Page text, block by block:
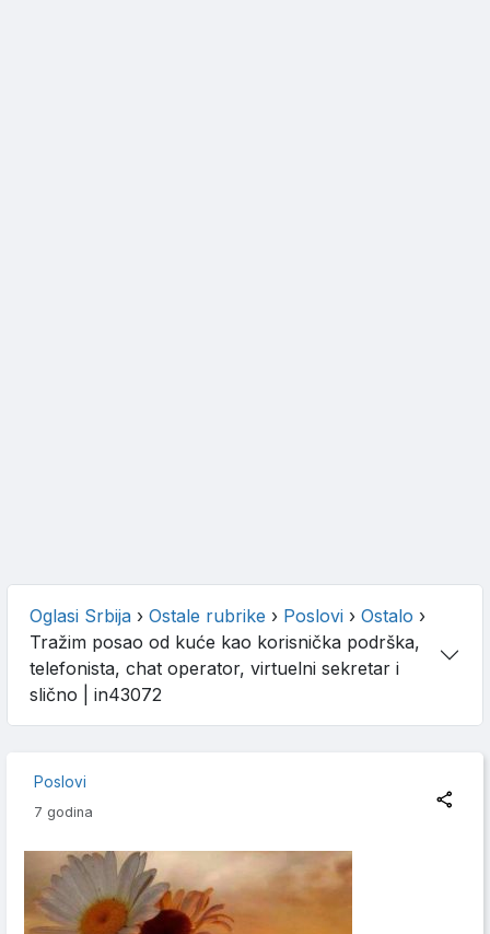
Oglasi Srbija › Ostale rubrike › Poslovi › Ostalo ›
Tražim posao od kuće kao korisnička podrška,
telefonista, chat operator, virtuelni sekretar i
slično | in43072
Poslovi
7 godina